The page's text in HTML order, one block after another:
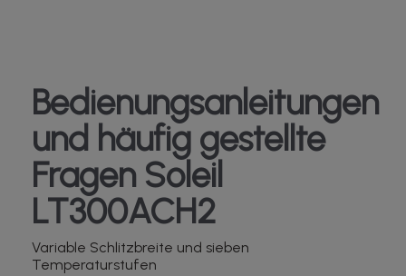
Bedienungsanleitungen
und häufig gestellte
Fragen Soleil
LT300ACH2
Variable Schlitzbreite und sieben
Temperaturstufen